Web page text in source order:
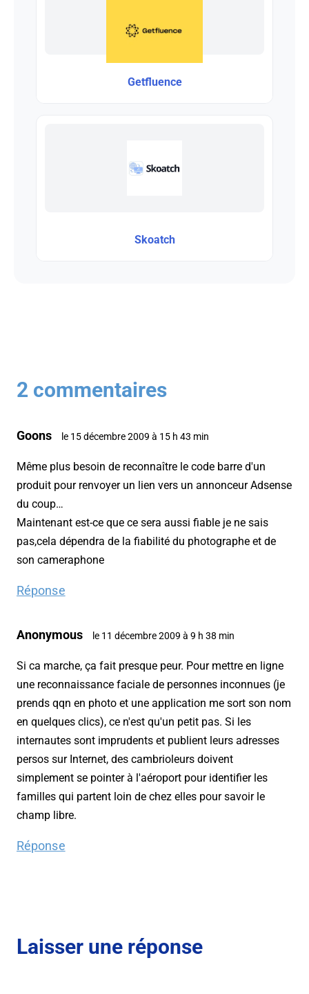
Getfluence
Skoatch
2 commentaires
Goons le 15 décembre 2009 à 15 h 43 min
Même plus besoin de reconnaître le code barre d'un
produit pour renvoyer un lien vers un annonceur Adsense
du coup…
Maintenant est-ce que ce sera aussi fiable je ne sais
pas,cela dépendra de la fiabilité du photographe et de
son cameraphone
Réponse
Anonymous le 11 décembre 2009 à 9 h 38 min
Si ca marche, ça fait presque peur. Pour mettre en ligne
une reconnaissance faciale de personnes inconnues (je
prends qqn en photo et une application me sort son nom
en quelques clics), ce n'est qu'un petit pas. Si les
internautes sont imprudents et publient leurs adresses
persos sur Internet, des cambrioleurs doivent
simplement se pointer à l'aéroport pour identifier les
familles qui partent loin de chez elles pour savoir le
champ libre.
Réponse
Laisser une réponse